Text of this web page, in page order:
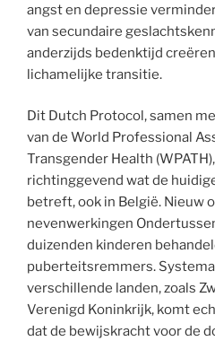
angst en depressie
van secundaire
anderzijds bedenktijd
lichamelijke transitie.
Dit Dutch Protocol, samen
van de World Professional
Transgender Health
richtinggevend wat de
betreft, ook in België. Nieuw
nevenwerkingen
duizenden kinderen
puberteitsremmers.
verschillende landen, zoals
Verenigd Koninkrijk, komt
dat de bewijskracht voor de